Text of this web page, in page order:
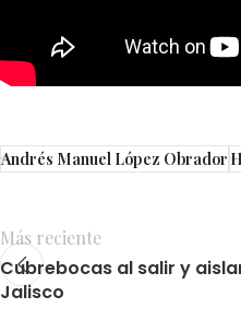
Andrés Manuel López Obrador
Más reciente
Cubrebocas al salir y
Jalisco